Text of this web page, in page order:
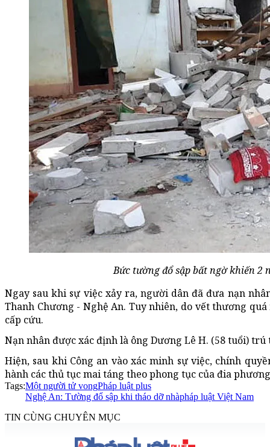
Bức tường đổ sập bất ngờ khiến 2
Ngay sau khi sự việc xảy ra, người dân đã đưa nạn
Thanh Chương - Nghệ An. Tuy nhiên, do vết thương
cấp cứu.
Nạn nhân được xác định là ông Dương Lê H. (58 tuổi)
Hiện, sau khi Công an vào xác minh sự việc, chính
hành các thủ tục mai táng theo phong tục của đia
Tags:Một người tử vongPháp luật plus
Nghệ An: Tường đổ sập khi tháo dỡ nhàpháp luật Việt Nam
TIN CÙNG CHUYÊN MỤC